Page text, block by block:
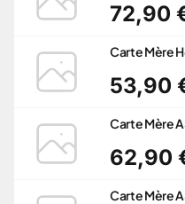
72,90
Carte Mère
53,90
Carte Mère
62,90
Carte Mère